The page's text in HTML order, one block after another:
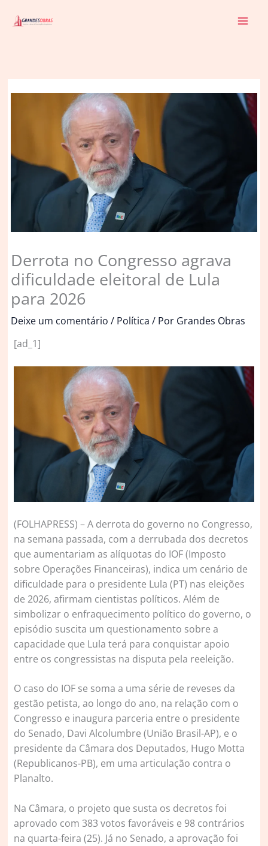
para
Derrota no Congresso agrava
dificuldade eleitoral de Lula
para 2026
Deixe um comentário / Política / Por Grandes Obras
[ad_1]
(FOLHAPRESS) – A derrota do governo no Congresso,
na semana passada, com a derrubada dos decretos
que aumentariam as alíquotas do IOF (Imposto
sobre Operações Financeiras), indica um cenário de
dificuldade para o presidente Lula (PT) nas eleições
de 2026, afirmam cientistas políticos. Além de
simbolizar o enfraquecimento político do governo, o
episódio suscita um questionamento sobre a
capacidade que Lula terá para conquistar apoio
entre os congressistas na disputa pela reeleição.
O caso do IOF se soma a uma série de reveses da
gestão petista, ao longo do ano, na relação com o
Congresso e inaugura parceria entre o presidente
do Senado, Davi Alcolumbre (União Brasil-AP), e o
presidente da Câmara dos Deputados, Hugo Motta
(Republicanos-PB), em uma articulação contra o
Planalto.
Na Câmara, o projeto que susta os decretos foi
aprovado com 383 votos favoráveis e 98 contrários
na quarta-feira (25). Já no Senado, a aprovação foi